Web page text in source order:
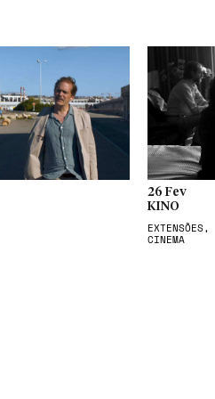
26 Fev
KINO
EXTENSÕES,
CINEMA